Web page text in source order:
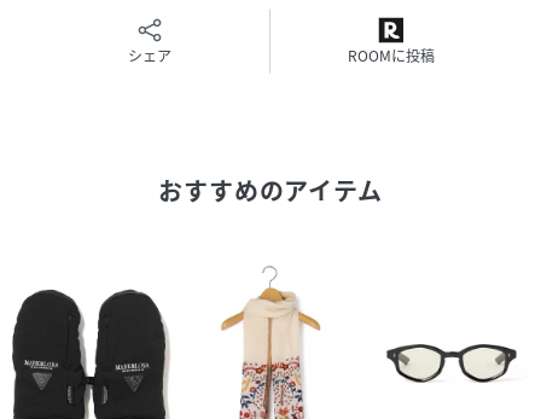
【お取扱い及び保存上のご注意】
・湿気の高い場所での保管は避けて下さい。
性別タイプ ユニセックス
原産国
シェア ROOMに投稿
おすすめのアイテム